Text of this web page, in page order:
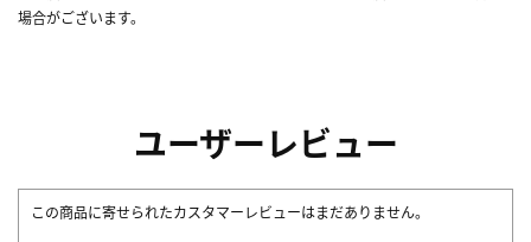
場合がございます。
ユーザーレビュー
この商品に寄せられたカスタマーレビューはまだありません。